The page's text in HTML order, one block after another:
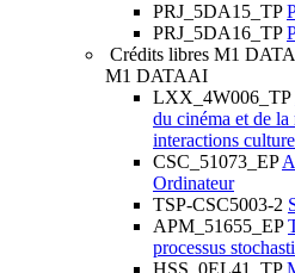
PRJ_5DA15_TP
PRJ_5DA16_TP
Crédits libres M1
M1 DATAAI
LXX_4W006_TP
du cinéma et de
interactions
CSC_51073_EP
Ordinateur
TSP-CSC5003-2
APM_51655_EP
processus